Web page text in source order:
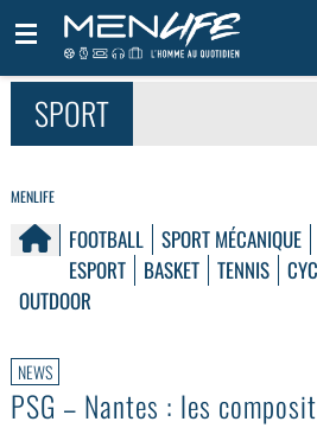
SPORT
MENLIFE
FOOTBALL SPORT MÉCANIQUE
ESPORT
BASKET TENNIS
OUTDOOR
NEWS
PSG – Nantes : les